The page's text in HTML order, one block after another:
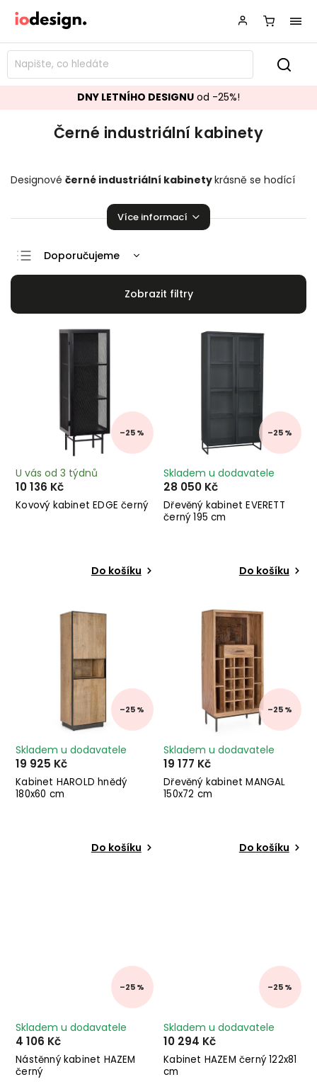
DNY LETNÍHO DESIGNU od -25%!
Černé industriální kabinety
Designové černé industriální kabinetykrásně se hodící
zaručeně pozvednou úroveň vaší domácnosti!
Více informací
Doporučujeme
Nejlevnější
Abecedně
–25 %
Kovový kabinet EDGE černý
U vás od 3 týdnů
10 136 Kč
Do košíku
–25 %
Dřevěný kabinet EVERETT
černý 195 cm
Skladem u dodavatele
28 050 Kč
Do košíku
–25 %
Kabinet HAROLD hnědý
180x60 cm
Skladem u dodavatele
19 925 Kč
Do košíku
–25 %
Dřevěný kabinet MANGAL
150x72 cm
Skladem u dodavatele
19 177 Kč
Do košíku
–25 %
Nástěnný kabinet HAZEM
černý
Skladem u dodavatele
4 106 Kč
–25 %
Kabinet HAZEM černý 122x81
cm
Skladem u dodavatele
10 294 Kč